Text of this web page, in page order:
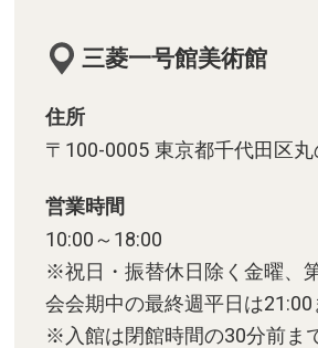
三菱一号館美術館
住所
〒100-0005 東京都千代田区
営業時間
10:00～18:00
※祝日・振替休日除く金曜、
会会期中の最終週平日は21:00
※入館は閉館時間の30分前ま